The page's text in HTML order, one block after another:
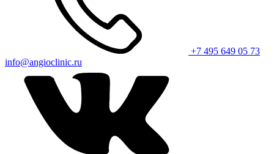
+7 495 649 05 73
info@angioclinic.ru